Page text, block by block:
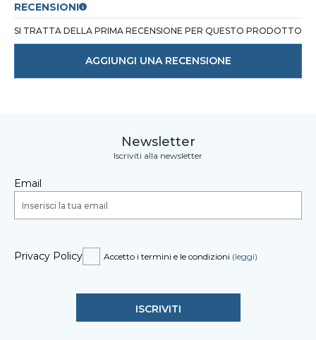
RECENSIONI
SI TRATTA DELLA PRIMA RECENSIONE PER QUESTO PRODOTTO
AGGIUNGI UNA RECENSIONE
Newsletter
Iscriviti alla newsletter
Email
Privacy Policy Accetto i termini e le condizioni (leggi)